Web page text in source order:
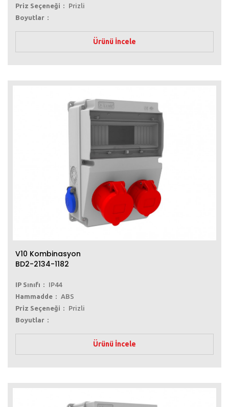
Priz Seçeneği
Prizli
Boyutlar
Ürünü İncele
V10 Kombinasyon
BD2-2134-1182
IP Sınıfı
IP44
Hammadde
ABS
Priz Seçeneği
Prizli
Boyutlar
Ürünü İncele